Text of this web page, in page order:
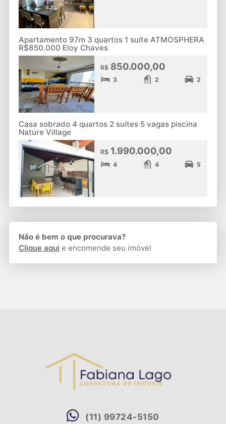
Apartamento 97m 3 quartos 1 suíte ATMOSPHERA
R$850.000 Eloy Chaves
R$850.000,00
3 2 2
Casa sobrado 4 quartos 2 suítes 5 vagas piscina
Nature Village
R$1.990.000,00
4 4 5
Não é bem o que procurava?
Clique aqui e encomende seu imóvel
(11) 99724-5150